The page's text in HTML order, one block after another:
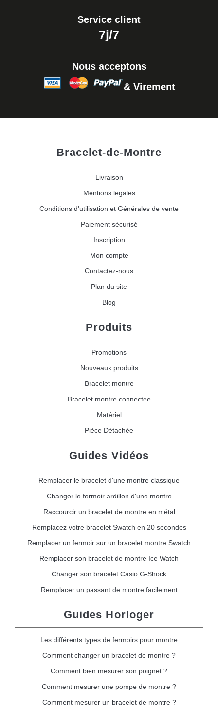
Service client
7j/7
Nous acceptons
& Virement
Bracelet-de-Montre
Livraison
Mentions légales
Conditions d'utilisation et Générales de vente
Paiement sécurisé
Inscription
Mon compte
Contactez-nous
Plan du site
Blog
Produits
Promotions
Nouveaux produits
Bracelet montre
Bracelet montre connectée
Matériel
Pièce Détachée
Guides Vidéos
Remplacer le bracelet d'une montre classique
Changer le fermoir ardillon d'une montre
Raccourcir un bracelet de montre en métal
Remplacez votre bracelet Swatch en 20 secondes
Remplacer un fermoir sur un bracelet montre Swatch
Remplacer son bracelet de montre Ice Watch
Changer son bracelet Casio G-Shock
Remplacer un passant de montre facilement
Guides Horloger
Les différents types de fermoirs pour montre
Comment changer un bracelet de montre ?
Comment bien mesurer son poignet ?
Comment mesurer une pompe de montre ?
Comment mesurer un bracelet de montre ?